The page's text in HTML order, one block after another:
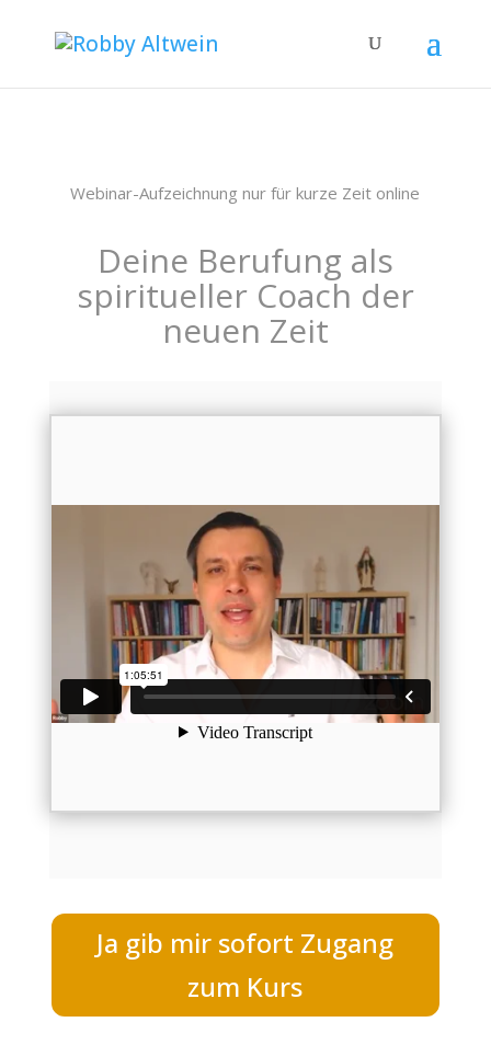
Webinar-Aufzeichnung nur für kurze Zeit online
Deine Berufung als
spiritueller Coach der
neuen Zeit
Ja gib mir sofort Zugang
zum Kurs